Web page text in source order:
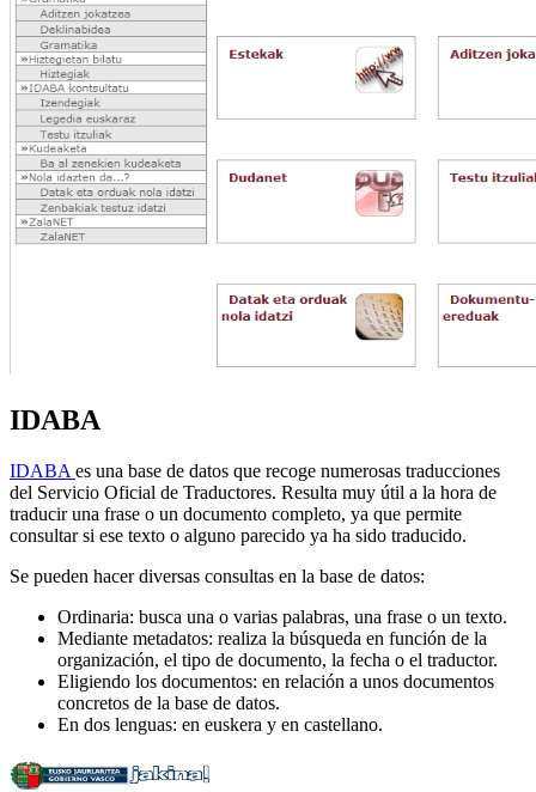
IDABA
IDABA es una base de datos que recoge numerosas traducciones
del Servicio Oficial de Traductores. Resulta muy útil a la hora de
traducir una frase o un documento completo, ya que permite
consultar si ese texto o alguno parecido ya ha sido traducido.
Se pueden hacer diversas consultas en la base de datos:
Ordinaria: busca una o varias palabras, una frase o un texto.
Mediante metadatos: realiza la búsqueda en función de la
organización, el tipo de documento, la fecha o el traductor.
Eligiendo los documentos: en relación a unos documentos
concretos de la base de datos.
En dos lenguas: en euskera y en castellano.